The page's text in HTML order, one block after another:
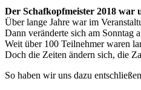
Der Schafkopfmeister 2018 war
Über lange Jahre war im
Dann veränderte sich am Sonntag
Weit über 100 Teilnehmer waren
Doch die Zeiten ändern sich, die
So haben wir uns dazu